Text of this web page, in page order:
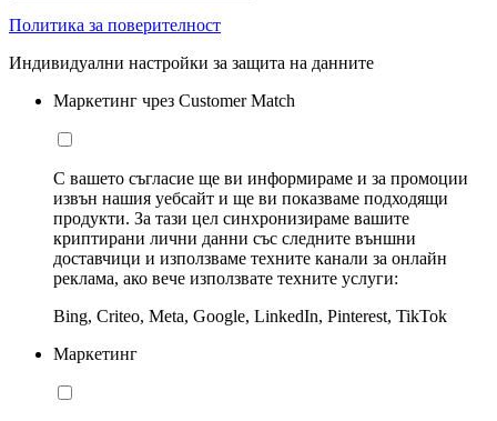
Политика за поверителност
Индивидуални настройки за защита на данните
Маркетинг чрез Customer Match
С вашето съгласие ще ви информираме и за промоции
извън нашия уебсайт и ще ви показваме подходящи
продукти. За тази цел синхронизираме вашите
криптирани лични данни със следните външни
доставчици и използваме техните канали за онлайн
реклама, ако вече използвате техните услуги:
Bing, Criteo, Meta, Google, LinkedIn, Pinterest, TikTok
Маркетинг